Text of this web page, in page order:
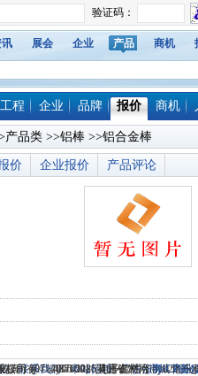
讯 展会 企业 产品 商机
工程 企业 品牌 报价 商机
产品类 >>铝棒 >>铝合金棒
价 企业报价 产品评论
-联系我们-本站招聘-广告服务-商业
真：(0714)8765285 电子邮件：
公司 @ （435100）湖北省大冶市城北开
权所有 © 2006-2026灵通铝材网鄂ICP备